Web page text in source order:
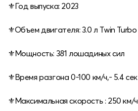
⚜️Год выпуска: 2023
⚜️Объем двигателя: 3.0 л Twin Turbo
⚜️Мощность: 381 лошадиных сил
⚜️Время разгона 0-100 км/ч,- 5.4 сек
⚜️Максимальная скорость : 250 км/ч